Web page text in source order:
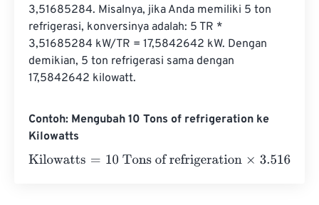
3,51685284. Misalnya, jika Anda memiliki 5 ton
refrigerasi, konversinya adalah: 5 TR *
3,51685284 kW/TR = 17,5842642 kW. Dengan
demikian, 5 ton refrigerasi sama dengan
17,5842642 kilowatt.
Contoh: Mengubah 10 Tons of refrigeration ke
Kilowatts
Kilowatts=10 Tons of refrigeration×3.51685= 35.1685